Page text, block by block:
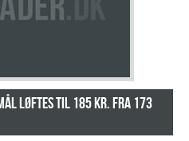
løftes til 185 kr. fra 173